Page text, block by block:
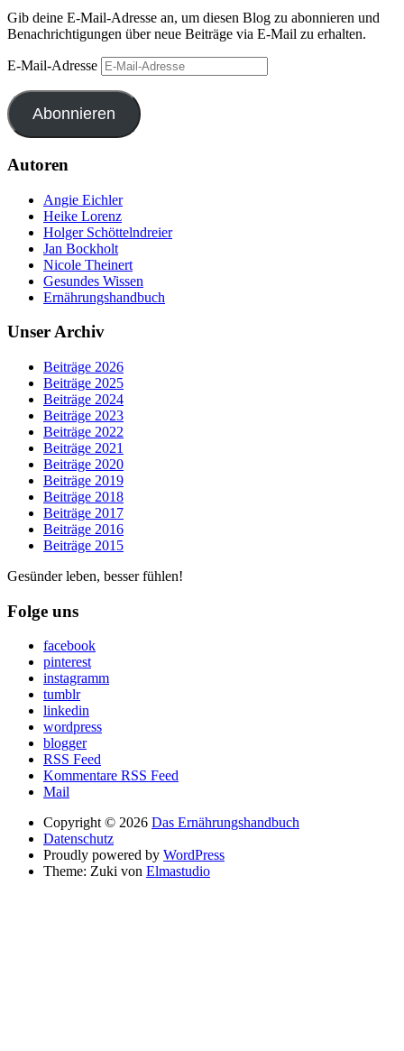
Gib deine E-Mail-Adresse an, um diesen Blog zu abonnieren und
Benachrichtigungen über neue Beiträge via E-Mail zu erhalten.
E-Mail-Adresse
Abonnieren
Autoren
Angie Eichler
Heike Lorenz
Holger Schöttelndreier
Jan Bockholt
Nicole Theinert
Gesundes Wissen
Ernährungshandbuch
Unser Archiv
Beiträge 2026
Beiträge 2025
Beiträge 2024
Beiträge 2023
Beiträge 2022
Beiträge 2021
Beiträge 2020
Beiträge 2019
Beiträge 2018
Beiträge 2017
Beiträge 2016
Beiträge 2015
Gesünder leben, besser fühlen!
Folge uns
facebook
pinterest
instagramm
tumblr
linkedin
wordpress
blogger
RSS Feed
Kommentare RSS Feed
Mail
Copyright © 2026 Das Ernährungshandbuch
Datenschutz
Proudly powered by WordPress
Theme: Zuki von Elmastudio